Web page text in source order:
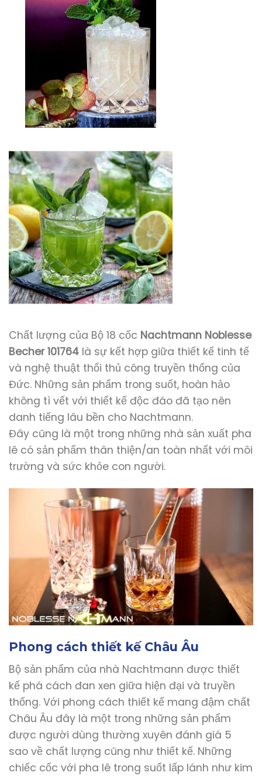
Chất lượng của Bộ 18 cốc Nachtmann Noblesse
Becher 101764 là sự kết hợp giữa thiết kế tinh tế
và nghệ thuật thổi thủ công truyền thống của
Đức. Những sản phẩm trong suốt, hoàn hảo
không tì vết với thiết kế độc đáo đã tạo nên
danh tiếng lâu bền cho Nachtmann.
Đây cũng là một trong những nhà sản xuất pha
lê có sản phẩm thân thiện/an toàn nhất với môi
trường và sức khỏe con người.
Phong cách thiết kế Châu Âu
Bộ sản phẩm của nhà Nachtmann được thiết
kế phá cách đan xen giữa hiện đại và truyền
thống. Với phong cách thiết kế mang đậm chất
Châu Âu đây là một trong những sản phẩm
được người dùng thường xuyên đánh giá 5
sao về chất lượng cũng như thiết kế. Những
chiếc cốc với pha lê trong suốt lấp lánh như kim